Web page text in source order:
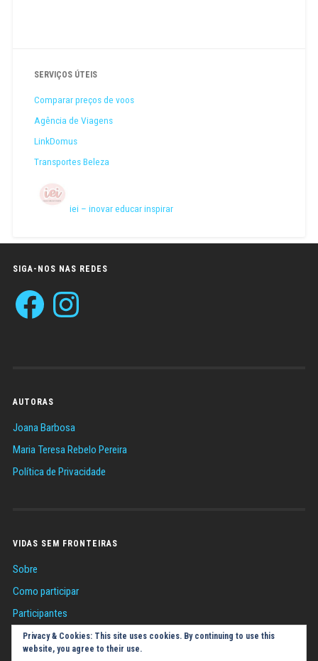
SERVIÇOS ÚTEIS
Comparar preços de voos
Agência de Viagens
LinkDomus
Transportes Beleza
iei – inovar educar inspirar
SIGA-NOS NAS REDES
Facebook Instagram
AUTORAS
Joana Barbosa
Maria Teresa Rebelo Pereira
Política de Privacidade
VIDAS SEM FRONTEIRAS
Sobre
Como participar
Participantes
Sugestões
Política de Cookies (UE)
Privacy & Cookies: This site uses cookies. By continuing to use this
website, you agree to their use.